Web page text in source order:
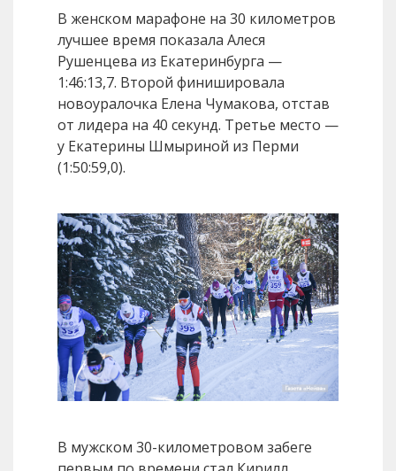
В женском марафоне на 30 километров
лучшее время показала Алеся
Рушенцева из Екатеринбурга —
1:46:13,7. Второй финишировала
новоуралочка Елена Чумакова, отстав
от лидера на 40 секунд. Третье место —
у Екатерины Шмыриной из Перми
(1:50:59,0).
В мужском 30-километровом забеге